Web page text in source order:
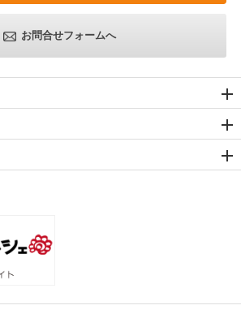
お問合せフォームへ